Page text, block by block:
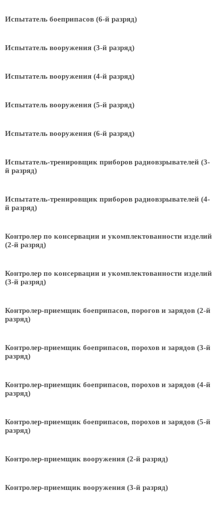
Испытатель боеприпасов (6-й разряд)
Испытатель вооружения (3-й разряд)
Испытатель вооружения (4-й разряд)
Испытатель вооружения (5-й разряд)
Испытатель вооружения (6-й разряд)
Испытатель-тренировщик приборов радиовзрывателей (3-
й разряд)
Испытатель-тренировщик приборов радиовзрывателей (4-
й разряд)
Контролер по консервации и укомплектованности изделий
(2-й разряд)
Контролер по консервации и укомплектованности изделий
(3-й разряд)
Контролер-приемщик боеприпасов, порогов и зарядов (2-й
разряд)
Контролер-приемщик боеприпасов, порохов и зарядов (3-й
разряд)
Контролер-приемщик боеприпасов, порохов и зарядов (4-й
разряд)
Контролер-приемщик боеприпасов, порохов и зарядов (5-й
разряд)
Контролер-приемщик вооружения (2-й разряд)
Контролер-приемщик вооружения (3-й разряд)